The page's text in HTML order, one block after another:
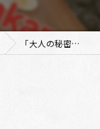
「大人の秘密基地。